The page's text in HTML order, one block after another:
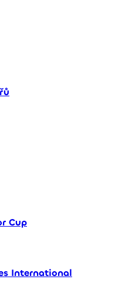
Cup
International